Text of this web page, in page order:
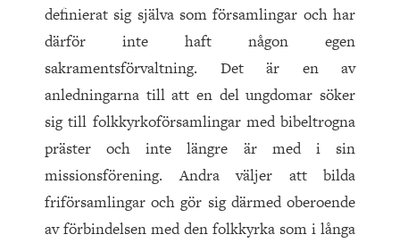
definierat sig själva som församlingar och har
därför inte haft någon egen
sakramentsförvaltning. Det är en av
anledningarna till att en del ungdomar söker
sig till folkkyrkoförsamlingar med bibeltrogna
präster och inte längre är med i sin
missionsförening. Andra väljer att bilda
friförsamlingar och gör sig därmed oberoende
av förbindelsen med den folkkyrka som i långa